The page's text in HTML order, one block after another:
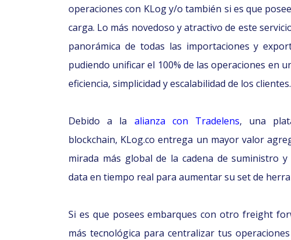
operaciones con KLog y/o también si es que
carga. Lo más novedoso y atractivo de este
panorámica de todas las importaciones y
pudiendo unificar el 100% de las operaciones en
eficiencia, simplicidad y escalabilidad de los clientes.
Debido a la alianza con Tradelens, una
blockchain, KLog.co entrega un mayor valor
mirada más global de la cadena de suministro
data en tiempo real para aumentar su set de
Si es que posees embarques con otro freight
más tecnológica para centralizar tus